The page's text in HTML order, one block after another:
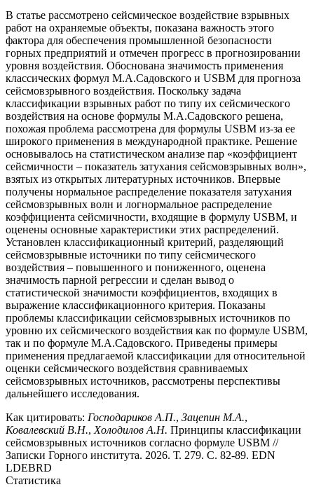
В статье рассмотрено сейсмическое воздействие взрывных
работ на охраняемые объекты, показана важность этого
фактора для обеспечения промышленной безопасности
горных предприятий и отмечен прогресс в прогнозировании
уровня воздействия. Обоснована значимость применения
классических формул М.А.Садовского и USBM для прогноза
сейсмовзрывного воздействия. Поскольку задача
классификации взрывных работ по типу их сейсмического
воздействия на основе формулы М.А.Садовского решена,
похожая проблема рассмотрена для формулы USBM из-за ее
широкого применения в международной практике. Решение
основывалось на статистическом анализе пар «коэффициент
сейсмичности – показатель затухания сейсмовзрывных волн»,
взятых из открытых литературных источников. Впервые
получены нормальное распределение показателя затухания
сейсмовзрывных волн и логнормальное распределение
коэффициента сейсмичности, входящие в формулу USBM, и
оценены основные характеристики этих распределений.
Установлен классификационный критерий, разделяющий
сейсмовзрывные источники по типу сейсмического
воздействия – повышенного и пониженного, оценена
значимость парной регрессии и сделан вывод о
статистической значимости коэффициентов, входящих в
выражение классификационного критерия. Показаны
проблемы классификации сейсмовзрывных источников по
уровню их сейсмического воздействия как по формуле USBM,
так и по формуле М.А.Садовского. Приведены примеры
применения предлагаемой классификации для относительной
оценки сейсмического воздействия сравниваемых
сейсмовзрывных источников, рассмотрены перспективы
дальнейшего исследования.
Как цитировать: Господариков А.П., Зацепин М.А.,
Ковалевский В.Н., Холодилов А.Н. Принципы классификации
сейсмовзрывных источников согласно формуле USBM //
Записки Горного института. 2026. Т. 279. С. 82-89. EDN
LDEBRD
Статистика